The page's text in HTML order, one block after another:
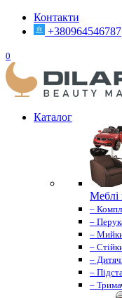
Контакти
+380964546787
0
Каталог
Меблі
–
–
–
–
–
–
–